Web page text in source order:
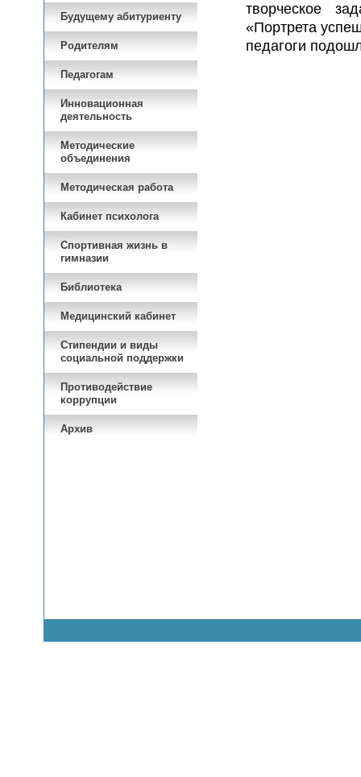
Будущему абитуриенту
Родителям
Педагогам
Инновационная
деятельность
Методические
объединения
Методическая работа
Кабинет психолога
Спортивная жизнь в
гимназии
Библиотека
Медицинский кабинет
Стипендии и виды
социальной поддержки
Противодействие
коррупции
Архив
творческое
«Портрета
педагоги